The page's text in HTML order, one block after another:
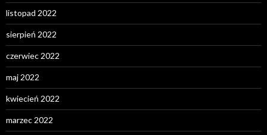
listopad 2022
sierpień 2022
czerwiec 2022
maj 2022
kwiecień 2022
marzec 2022